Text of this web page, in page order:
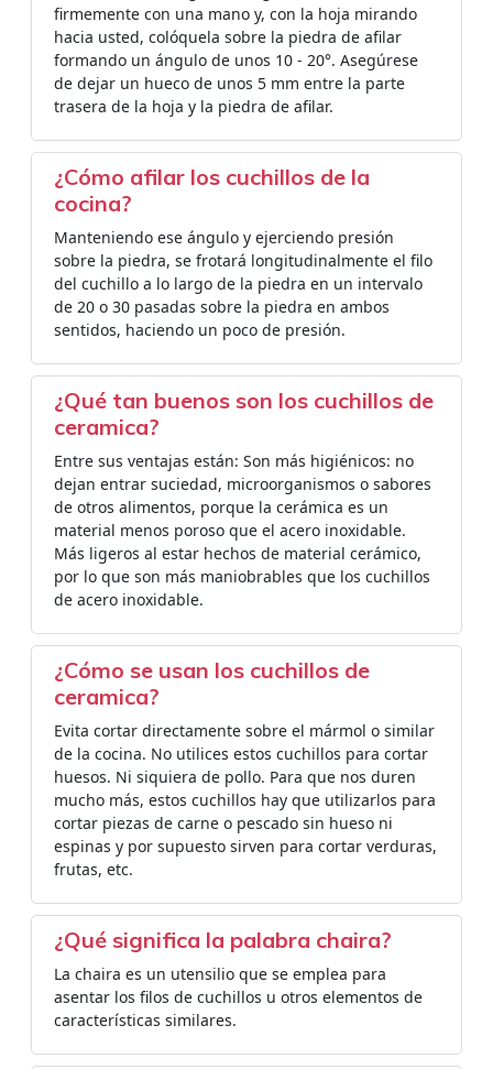
firmemente con una mano y, con la hoja mirando
hacia usted, colóquela sobre la piedra de afilar
formando un ángulo de unos 10 - 20°. Asegúrese
de dejar un hueco de unos 5 mm entre la parte
trasera de la hoja y la piedra de afilar.
¿Cómo afilar los cuchillos de la
cocina?
Manteniendo ese ángulo y ejerciendo presión
sobre la piedra, se frotará longitudinalmente el filo
del cuchillo a lo largo de la piedra en un intervalo
de 20 o 30 pasadas sobre la piedra en ambos
sentidos, haciendo un poco de presión.
¿Qué tan buenos son los cuchillos de
ceramica?
Entre sus ventajas están: Son más higiénicos: no
dejan entrar suciedad, microorganismos o sabores
de otros alimentos, porque la cerámica es un
material menos poroso que el acero inoxidable.
Más ligeros al estar hechos de material cerámico,
por lo que son más maniobrables que los cuchillos
de acero inoxidable.
¿Cómo se usan los cuchillos de
ceramica?
Evita cortar directamente sobre el mármol o similar
de la cocina. No utilices estos cuchillos para cortar
huesos. Ni siquiera de pollo. Para que nos duren
mucho más, estos cuchillos hay que utilizarlos para
cortar piezas de carne o pescado sin hueso ni
espinas y por supuesto sirven para cortar verduras,
frutas, etc.
¿Qué significa la palabra chaira?
La chaira es un utensilio que se emplea para
asentar los filos de cuchillos u otros elementos de
características similares.